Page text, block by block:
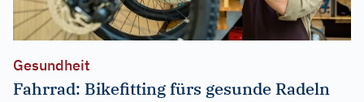
Gesundheit
Fahrrad: Bikefitting fürs gesunde Radeln